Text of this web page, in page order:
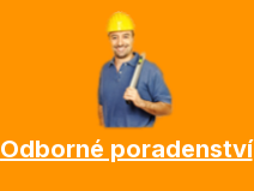
Odborné poradenství